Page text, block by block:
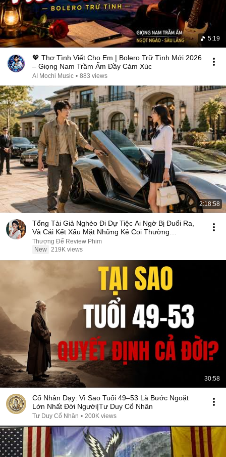
5:19
💖 Thơ Tình Viết Cho Em | Bolero Trữ Tình Mới 2026
– Giọng Nam Trầm Ấm Đầy Cảm Xúc
AI Mochi Music • 883 views
2:18:58
Tổng Tài Giả Nghèo Đi Dự Tiệc Ai Ngờ Bị Đuổi Ra,
Và Cái Kết Xấu Mặt Những Kẻ Coi Thường
#phimhay
Thượng Đế Review Phim
New 219K views
30:58
Cổ Nhân Dạy: Vì Sao Tuổi 49–53 Là Bước Ngoặt
Lớn Nhất Đời Người|Tư Duy Cổ Nhân
Tư Duy Cổ Nhân • 200K views